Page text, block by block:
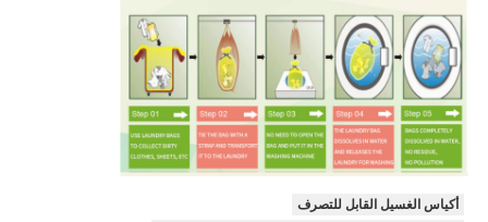
أكياس الغسيل القابل للتصرف